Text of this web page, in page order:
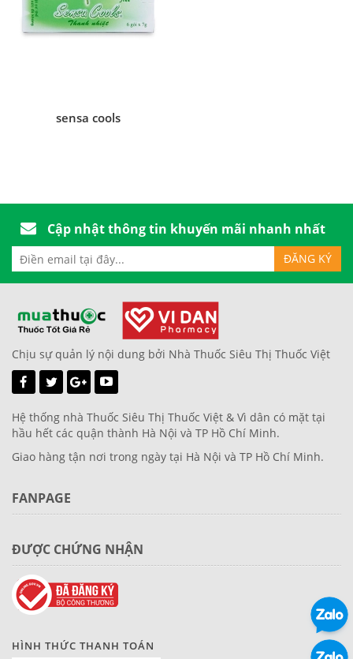
sensa cools
Cập nhật thông tin khuyến mãi nhanh nhất
Chịu sự quản lý nội dung bởi Nhà Thuốc Siêu Thị Thuốc Việt
Hệ thống nhà Thuốc Siêu Thị Thuốc Việt & Vì dân có mặt tại
hầu hết các quận thành Hà Nội và TP Hồ Chí Minh.
Giao hàng tận nơi trong ngày tại Hà Nội và TP Hồ Chí Minh.
FANPAGE
ĐƯỢC CHỨNG NHẬN
HÌNH THỨC THANH TOÁN